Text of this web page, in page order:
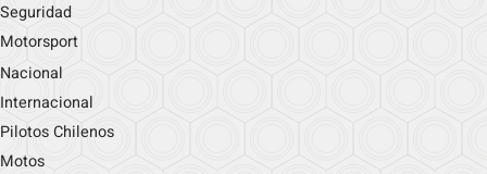
Seguridad
Motorsport
Nacional
Internacional
Pilotos Chilenos
Motos